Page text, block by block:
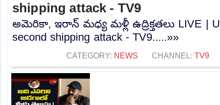
shipping attack - TV9
అమెరికా, ఇరాన్ మధ్య మళ్లీ ఉద్రిక్తతలు LIVE |
second shipping attack - TV9.....»»
CATEGORY: NEWS CHANNEL: TV9